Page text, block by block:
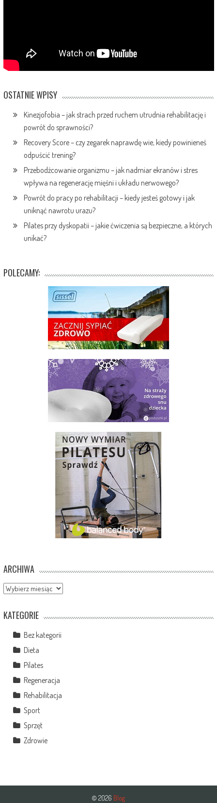
OSTATNIE WPISY
Kinezjofobia – jak strach przed ruchem utrudnia rehabilitację i
powrót do sprawności?
Recovery Score – czy zegarek naprawdę wie, kiedy powinieneś
odpuścić trening?
Przebodźcowanie organizmu – jak nadmiar ekranów i stres
wpływa na regenerację mięśni i układu nerwowego?
Powrót do pracy po rehabilitacji – kiedy jesteś gotowy i jak
uniknąć nawrotu urazu?
Pilates przy dyskopatii – jakie ćwiczenia są bezpieczne, a których
unikać?
POLECAMY:
ARCHIWA
Archiwa
KATEGORIE
Bez kategorii
Dieta
Pilates
Regeneracja
Rehabilitacja
Sport
Sprzęt
Zdrowie
© 2026 Blog